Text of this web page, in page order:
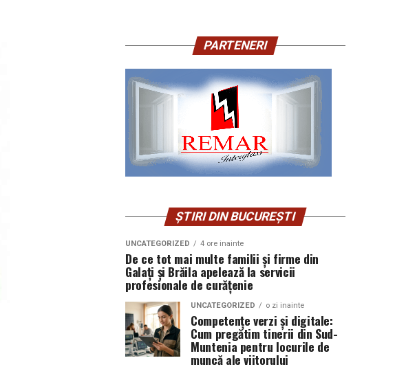
PARTENERI
ȘTIRI DIN BUCUREȘTI
UNCATEGORIZED 4 ore inainte
De ce tot mai multe familii și firme din
Galați și Brăila apelează la servicii
profesionale de curățenie
UNCATEGORIZED o zi inainte
Competențe verzi și digitale:
Cum pregătim tinerii din Sud-
Muntenia pentru locurile de
muncă ale viitorului